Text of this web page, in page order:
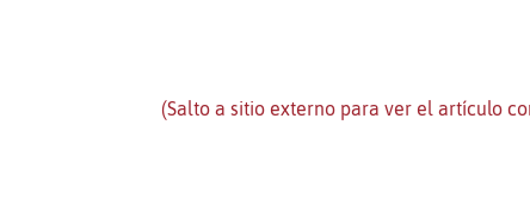
(Salto a sitio externo para ver el artículo